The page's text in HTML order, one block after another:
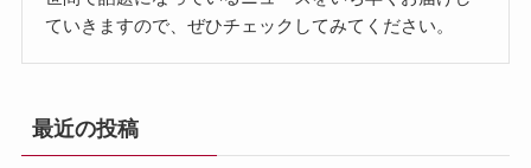
ていきますので、ぜひチェックしてみてください。
最近の投稿